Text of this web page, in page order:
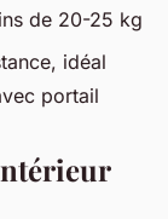
de 20-25 kg
idéal
portail